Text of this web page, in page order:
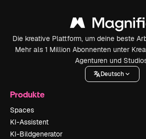
Die kreative Plattform, um deine beste
Mehr als 1 Million Abonnenten unter
Agenturen und
Deutsch
Produkte
Spaces
KI-Assistent
KI-Bildgenerator